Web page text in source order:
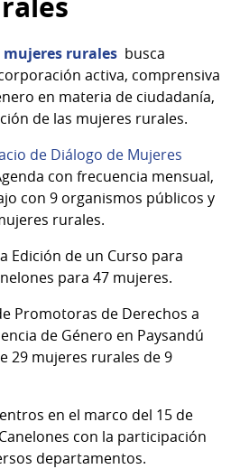
mujeres rurales busca
activa, comprensiva
en materia de ciudadanía,
de las mujeres rurales.
de Diálogo de Mujeres
con frecuencia mensual,
con 9 organismos públicos y
rurales.
Edición de un Curso para
para 47 mujeres.
Promotoras de Derechos a
de Género en Paysandú
29 mujeres rurales de 9
en el marco del 15 de
con la participación
departamentos.